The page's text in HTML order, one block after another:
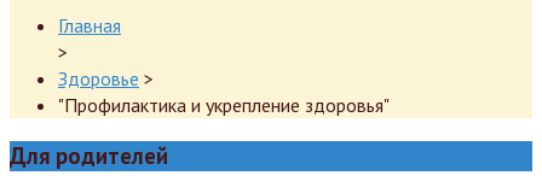
Главная
>
Здоровье >
"Профилактика и укрепление здоровья"
Для родителей